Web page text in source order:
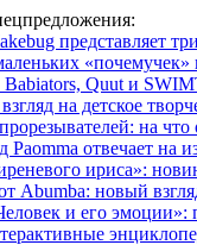
представляет
Quut и
на детское
на что
отвечает на
ириса»:
Abumba: новый
и его эмоции»: